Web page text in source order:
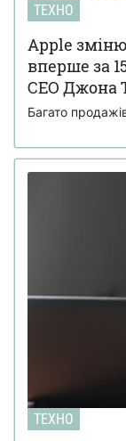
ТЕХНО
Apple
вперше за
CEO Джона
Багато
ТЕХНО